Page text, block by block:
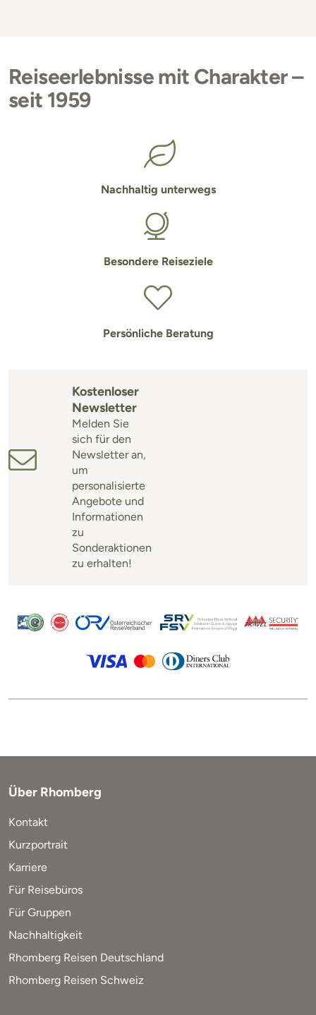
Reiseerlebnisse mit Charakter –
seit 1959
Nachhaltig unterwegs
Besondere Reiseziele
Persönliche Beratung
Kostenloser
Newsletter
Melden Sie
sich für den
Newsletter an,
um
personalisierte
Angebote und
Informationen
zu
Sonderaktionen
zu erhalten!
Über Rhomberg
Kontakt
Kurzportrait
Karriere
Für Reisebüros
Für Gruppen
Nachhaltigkeit
Rhomberg Reisen Deutschland
Rhomberg Reisen Schweiz